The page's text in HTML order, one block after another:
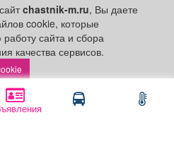
chastnik-m.ru, Вы даете
cookie, которые
сайта и сбора
качества сервисов.
«На правах рекламы»,
рекламодателем.
за достоверность
материалах и
М"